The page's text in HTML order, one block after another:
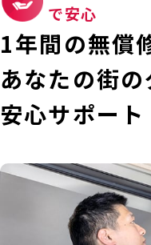
で安心
1年間の無償
あなたの街
安心サポート